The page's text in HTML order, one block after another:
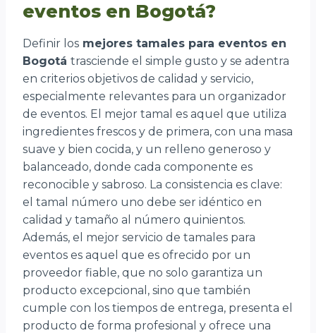
eventos en Bogotá?
Definir los mejores tamales para eventos en
Bogotá trasciende el simple gusto y se adentra
en criterios objetivos de calidad y servicio,
especialmente relevantes para un organizador
de eventos. El mejor tamal es aquel que utiliza
ingredientes frescos y de primera, con una masa
suave y bien cocida, y un relleno generoso y
balanceado, donde cada componente es
reconocible y sabroso. La consistencia es clave:
el tamal número uno debe ser idéntico en
calidad y tamaño al número quinientos.
Además, el mejor servicio de tamales para
eventos es aquel que es ofrecido por un
proveedor fiable, que no solo garantiza un
producto excepcional, sino que también
cumple con los tiempos de entrega, presenta el
producto de forma profesional y ofrece una